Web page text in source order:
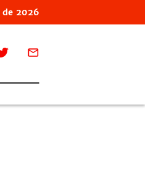
de 2026